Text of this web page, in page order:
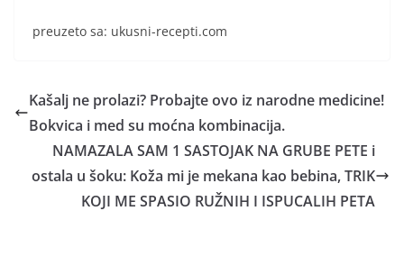
preuzeto sa: ukusni-recepti.com
Kašalj ne prolazi? Probajte ovo iz narodne medicine!
Bokvica i med su moćna kombinacija.
NAMAZALA SAM 1 SASTOJAK NA GRUBE PETE i
ostala u šoku: Koža mi je mekana kao bebina, TRIK
KOJI ME SPASIO RUŽNIH I ISPUCALIH PETA